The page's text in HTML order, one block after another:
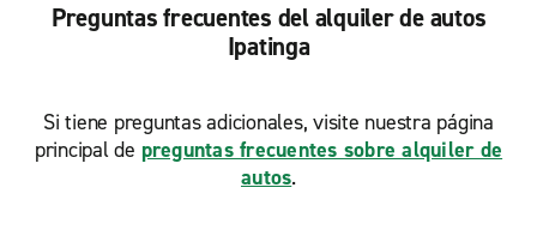
Preguntas frecuentes del alquiler de autos
Ipatinga
Si tiene preguntas adicionales, visite nuestra página
principal de preguntas frecuentes sobre alquiler de
autos.